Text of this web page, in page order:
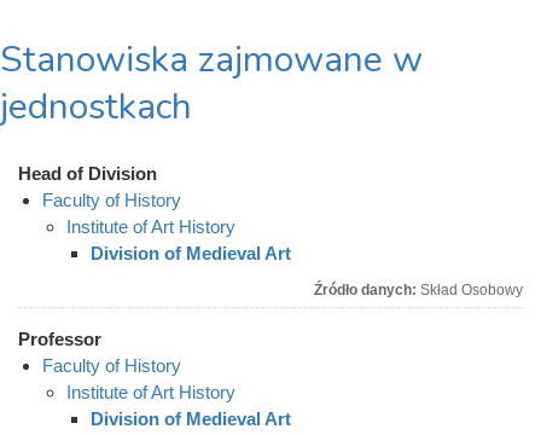
Stanowiska zajmowane w
jednostkach
Head of Division
Faculty of History
Institute of Art History
Division of Medieval Art
Źródło danych: Skład Osobowy
Professor
Faculty of History
Institute of Art History
Division of Medieval Art